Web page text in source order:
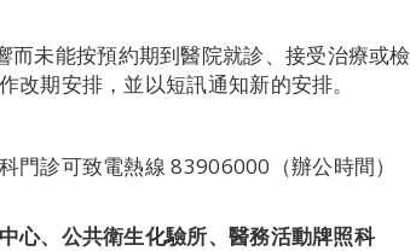
未能按預約期到醫院就診、接受治療或檢
期安排，並以短訊通知新的安排。
門診可致電熱線 83906000（辦公時間）
心、公共衛生化驗所、醫務活動牌照科